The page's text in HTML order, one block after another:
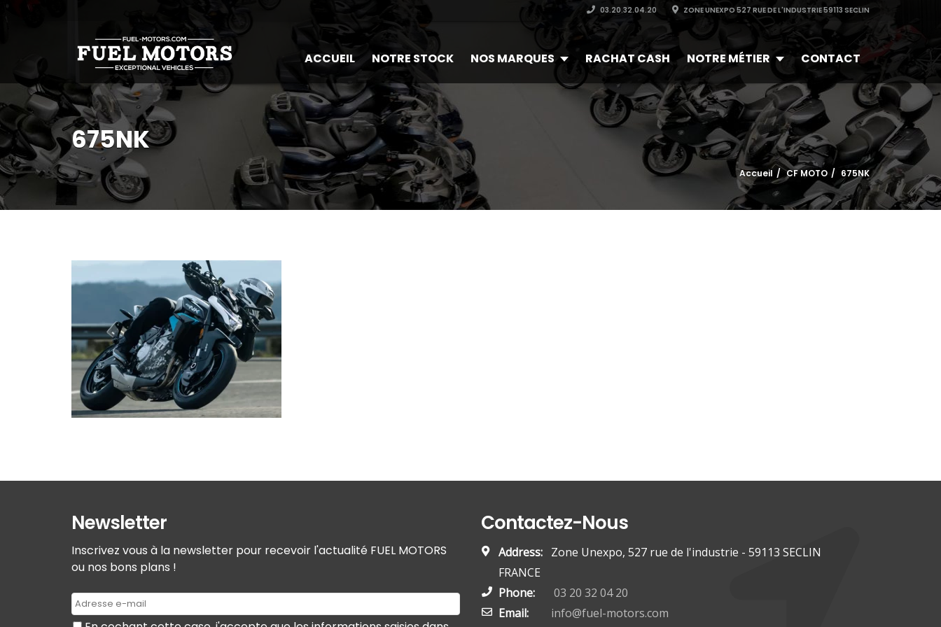
03.20.32.04.20 ZONE UNEXPO 527 RUE DE L'INDUSTRIE 59113 SECLIN
ACCUEIL NOTRE STOCK NOS MARQUES RACHAT CASH NOTRE MÉTIER CONTACT
675NK
Accueil CF MOTO 675NK
Newsletter
Inscrivez vous à la newsletter pour recevoir l'actualité FUEL MOTORS
ou nos bons plans !
Contactez-Nous
Address: Zone Unexpo, 527 rue de l'industrie - 59113 SECLIN
FRANCE
Phone:
03 20 32 04 20
Email:
info@fuel-motors.com